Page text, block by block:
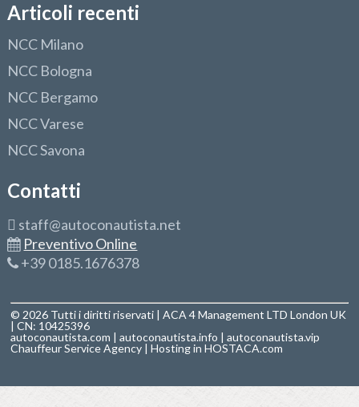
Articoli recenti
NCC Milano
NCC Bologna
NCC Bergamo
NCC Varese
NCC Savona
Contatti
staff@autoconautista.net
Preventivo Online
+39 0185.1676378
© 2026 Tutti i diritti riservati | ACA 4 Management LTD London UK
| CN: 10425396
autoconautista.com |autoconautista.info |autoconautista.vip
Chauffeur Service Agency | Hosting inHOSTACA.com